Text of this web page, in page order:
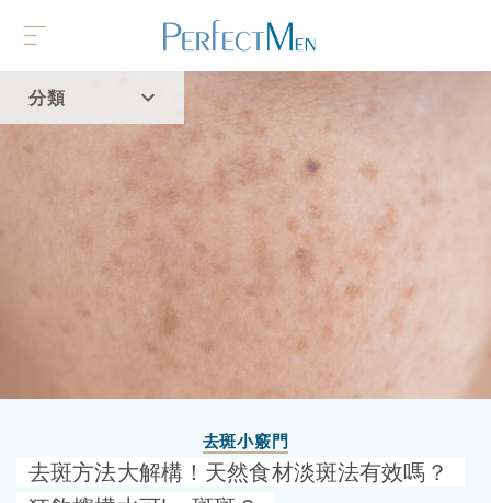
分類
首頁
去斑小竅門
去斑方法大解構！天然食材淡斑法有效嗎？